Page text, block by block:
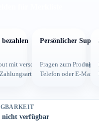
mit verschlüsselter Verbindung
Persönlicher
Fragen zum Produkt
Telefon oder E-Mail.
nicht verfügbar